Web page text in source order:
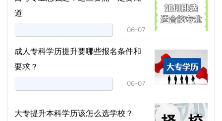
道
06-07
成人专科学历提升要哪些报名条件和
要求？
06-07
大专提升本科学历该怎么选学校？